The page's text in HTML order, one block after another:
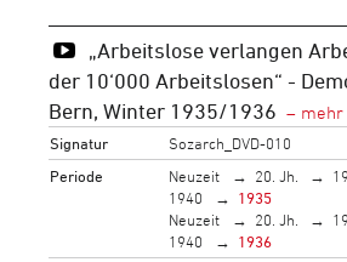
„Arbeitslose verlangen
der 10‘000 Arbeitslosen“ -
Bern, Winter 1935/1936
Signatur
Sozarch_DVD-010
Periode
Neuzeit 20. Jh.
1940
1935
Neuzeit
20. Jh.
1940
1936